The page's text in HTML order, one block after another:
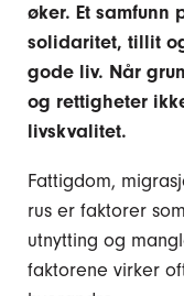
øker. Et samfunn
solidaritet, tillit
gode liv. Når
og rettigheter
livskvalitet.
Fattigdom,
rus er faktorer
utnytting og
faktorene virker